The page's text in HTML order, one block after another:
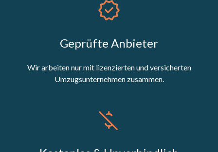
Geprüfte Anbieter
Wir arbeiten nur mit lizenzierten und versicherten
Umzugsunternehmen zusammen.